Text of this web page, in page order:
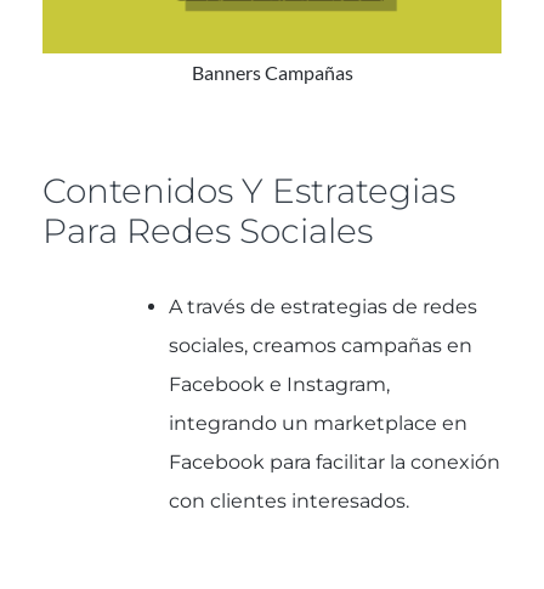
Banners Campañas
Contenidos Y Estrategias
Para Redes Sociales
A través de estrategias de redes
sociales, creamos campañas en
Facebook e Instagram,
integrando un marketplace en
Facebook para facilitar la conexión
con clientes interesados.